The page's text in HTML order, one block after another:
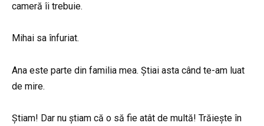
cameră îi trebuie.
Mihai sa înfuriat.
Ana este parte din familia mea. Știai asta când te-am luat
de mire.
Știam! Dar nu știam că o să fie atât de multă! Trăiește în